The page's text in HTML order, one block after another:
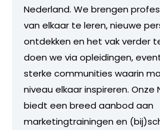
Nederland. We brengen
van elkaar te leren, nieuwe
ontdekken en het vak verder
doen we via opleidingen,
sterke communities waarin
niveau elkaar inspireren. Onze
biedt een breed aanbod aan
marketingtrainingen en